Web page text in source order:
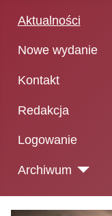
Aktualności
Nowe wydanie
Kontakt
Redakcja
Logowanie
Archiwum